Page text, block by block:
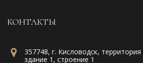
КОНТАКТЫ
357748, г. Кисловодск,
здание 1, строение 1